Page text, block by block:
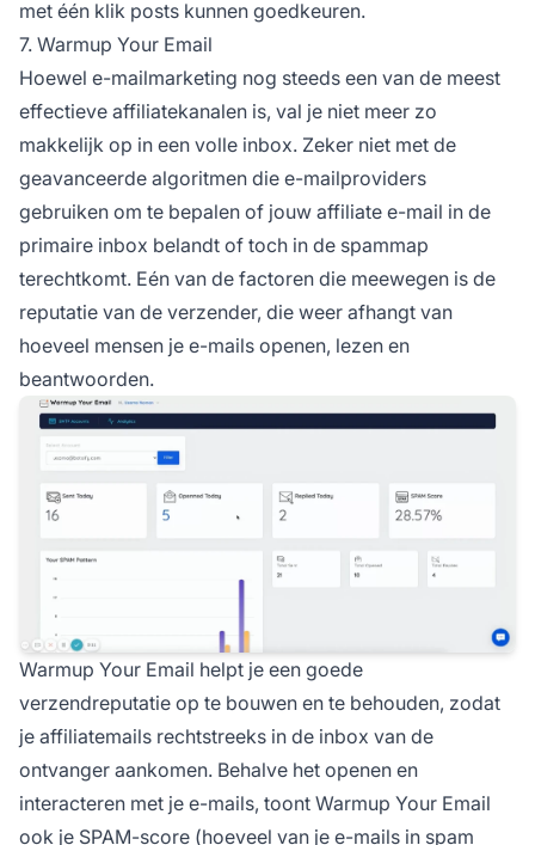
met één klik posts kunnen goedkeuren.
7. Warmup Your Email
Hoewel e-mailmarketing nog steeds een van de meest
effectieve affiliatekanalen is, val je niet meer zo
makkelijk op in een volle inbox. Zeker niet met de
geavanceerde algoritmen die e-mailproviders
gebruiken om te bepalen of jouw affiliate e-mail in de
primaire inbox belandt of toch in de spammap
terechtkomt. Eén van de factoren die meewegen is de
reputatie van de verzender, die weer afhangt van
hoeveel mensen je e-mails openen, lezen en
beantwoorden.
Warmup Your Email helpt je een goede
verzendreputatie op te bouwen en te behouden, zodat
je affiliatemails rechtstreeks in de inbox van de
ontvanger aankomen. Behalve het openen en
interacteren met je e-mails, toont Warmup Your Email
ook je SPAM-score (hoeveel van je e-mails in spam